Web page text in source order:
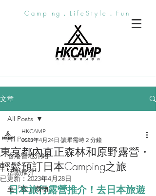
Camping．LifeStyle．Fun
文章
All Posts
香港營地介紹
活動推介
至「營」潮物
All Posts
東京都內直正森林和原野露營・
輕鬆預訂日本Camping之旅
HKCAMP
2023年4月24日 讀畢需時 2 分鐘
已更新： 2023年4月28日
日本旅行露營推介！去日本旅遊